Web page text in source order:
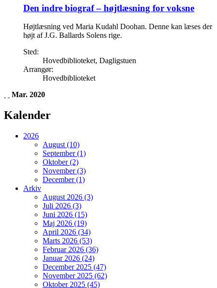
Den indre biograf – højtlæsning for voksne
Højtlæsning ved Maria Kudahl Doohan. Denne kan læses der
højt af J.G. Ballards Solens rige.
Sted:
Hovedbiblioteket, Dagligstuen
Arrangør:
Hovedbiblioteket
Mar. 2020
Kalender
2026
August (10)
September (1)
Oktober (2)
November (3)
December (1)
Arkiv
August 2026 (3)
Juli 2026 (3)
Juni 2026 (15)
Maj 2026 (19)
April 2026 (34)
Marts 2026 (53)
Februar 2026 (36)
Januar 2026 (24)
December 2025 (47)
November 2025 (62)
Oktober 2025 (45)